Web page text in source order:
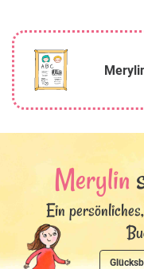
Merylin
Ein